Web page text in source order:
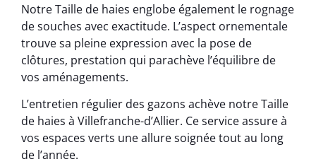
Notre Taille de haies englobe également le rognage
de souches avec exactitude. L’aspect ornementale
trouve sa pleine expression avec la pose de
clôtures, prestation qui parachève l’équilibre de
vos aménagements.
L’entretien régulier des gazons achève notre Taille
de haies à Villefranche-d’Allier. Ce service assure à
vos espaces verts une allure soignée tout au long
de l’année.